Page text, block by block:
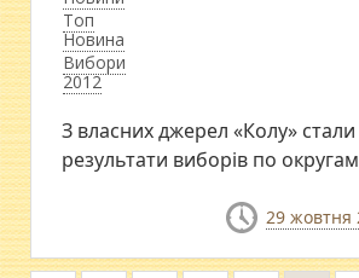
Топ
Новина
Вибори
2012
З власних джерел «Колу» стали
результати виборів по
29 жовтня